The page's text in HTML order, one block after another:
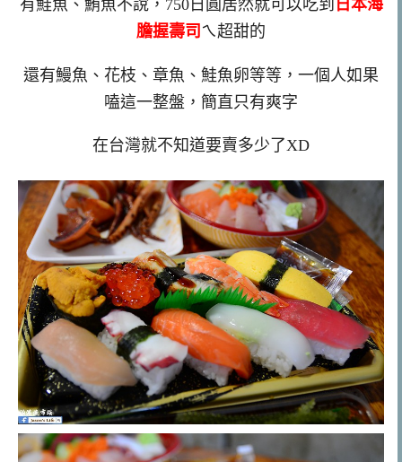
有鮭魚、鮪魚不說，750日圓居然就可以吃到 日本海
膽握壽司 ㄟ超甜的
還有鰻魚、花枝、章魚、鮭魚卵等等，一個人如果
嗑這一整盤，簡直只有爽字
在台灣就不知道要賣多少了XD